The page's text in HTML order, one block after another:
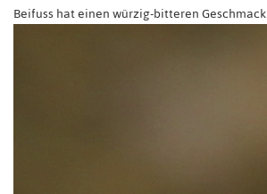
Beifuss hat einen würzig-bitteren Geschmack